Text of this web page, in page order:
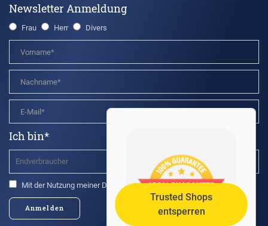
Newsletter Anmeldung
Frau Herr Divers
Ich bin*
Mit der Nutzung meiner Daten bin ich einverstanden.*
Anmelden
Trusted Shops
entsperren